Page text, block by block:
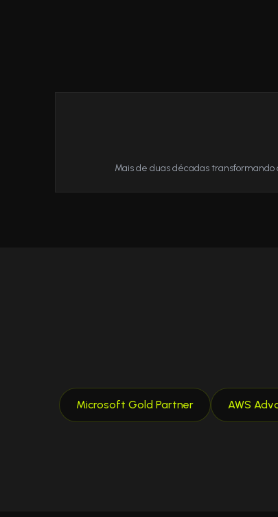
Mais de duas décadas
Microsoft Gold Partner AWS